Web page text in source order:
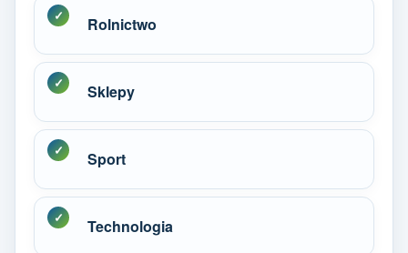
Rolnictwo
Sklepy
Sport
Technologia